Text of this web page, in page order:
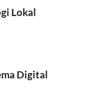
Lokal
Digital